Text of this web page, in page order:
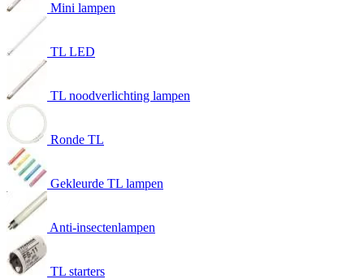
Mini lampen
TL LED
TL noodverlichting lampen
Ronde TL
Gekleurde TL lampen
Anti-insectenlampen
TL starters